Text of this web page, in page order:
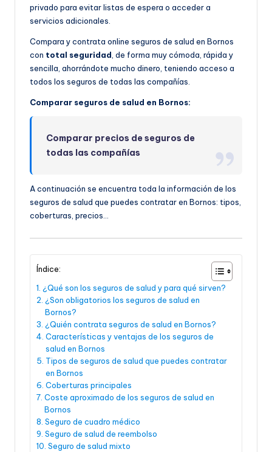
privado para evitar listas de espera o acceder a
servicios adicionales.
Compara y contrata online seguros de salud en Bornos
con total seguridad, de forma muy cómoda, rápida y
sencilla, ahorrándote mucho dinero, teniendo acceso a
todos los seguros de todas las compañías.
Comparar seguros de salud en Bornos:
Comparar precios de seguros de
todas las compañías
A continuación se encuentra toda la información de los
seguros de salud que puedes contratar en Bornos: tipos,
coberturas, precios…
Índice:
¿Qué son los seguros de salud y para qué sirven?
¿Son obligatorios los seguros de salud en
Bornos?
¿Quién contrata seguros de salud en Bornos?
Características y ventajas de los seguros de
salud en Bornos
Tipos de seguros de salud que puedes contratar
en Bornos
Coberturas principales
Coste aproximado de los seguros de salud en
Bornos
Seguro de cuadro médico
Seguro de salud de reembolso
Seguro de salud mixto